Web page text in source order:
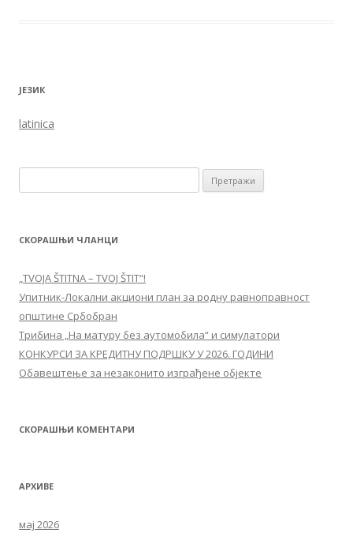
ЈЕЗИК
latinica
СКОРАШЊИ ЧЛАНЦИ
„TVOJA ŠTITNA – TVOJ ŠTIT“!
Упитник-Локални акциони план за родну равноправност
општине Србобран
Трибина „На матуру без аутомобила“ и симулатори
КОНКУРСИ ЗА КРЕДИТНУ ПОДРШКУ У 2026. ГОДИНИ
Обавештење за незаконито изграђене објекте
СКОРАШЊИ КОМЕНТАРИ
АРХИВЕ
мај 2026